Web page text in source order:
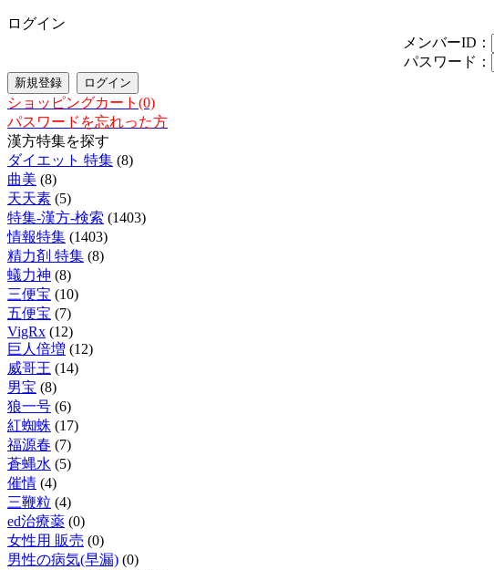
ログイン
メンバーID：
パスワード：
ショッピングカート(0)
パスワードを忘れった方
漢方特集を探す
ダイエット 特集 (8)
曲美 (8)
天天素 (5)
特集-漢方-検索 (1403)
情報特集 (1403)
精力剤 特集 (8)
蟻力神 (8)
三便宝 (10)
五便宝 (7)
VigRx (12)
巨人倍増 (12)
威哥王 (14)
男宝 (8)
狼一号 (6)
紅蜘蛛 (17)
福源春 (7)
蒼蝿水 (5)
催情 (4)
三鞭粒 (4)
ed治療薬 (0)
女性用 販売 (0)
男性の病気(早漏) (0)